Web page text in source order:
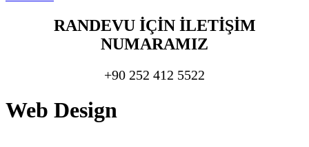
RANDEVU İÇİN İLETİŞİM
NUMARAMIZ
+90 252 412 5522
Web Design